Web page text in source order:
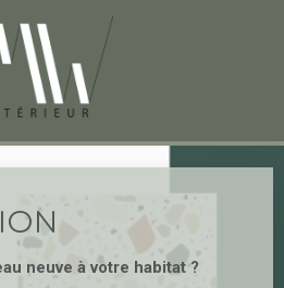
neuve à votre habitat ?